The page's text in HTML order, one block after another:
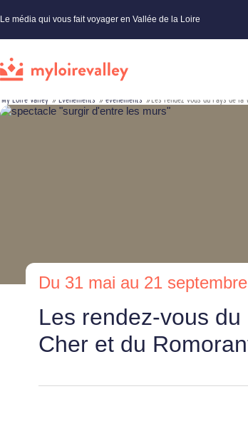
Le média qui vous fait voyager en Vallée de la Loire
My Loire Valley » Évènements » événements »Les rendez-vous du Pays de la
Du 31 mai au 21
Les rendez-vous
Cher et du